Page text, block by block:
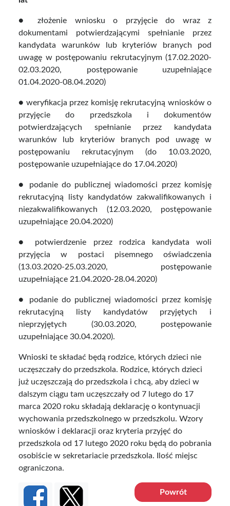
● złożenie wniosku o przyjęcie do wraz z
dokumentami potwierdzającymi spełnianie przez
kandydata warunków lub kryteriów branych pod
uwagę w postępowaniu rekrutacyjnym (17.02.2020-
02.03.2020, postępowanie uzupełniające
01.04.2020-08.04.2020)
● weryfikacja przez komisję rekrutacyjną wniosków o
przyjęcie do przedszkola i dokumentów
potwierdzających spełnianie przez kandydata
warunków lub kryteriów branych pod uwagę w
postępowaniu rekrutacyjnym (do 10.03.2020,
postępowanie uzupełniające do 17.04.2020)
● podanie do publicznej wiadomości przez komisję
rekrutacyjną listy kandydatów zakwalifikowanych i
niezakwalifikowanych (12.03.2020, postępowanie
uzupełniające 20.04.2020)
● potwierdzenie przez rodzica kandydata woli
przyjęcia w postaci pisemnego oświadczenia
(13.03.2020-25.03.2020, postępowanie
uzupełniające 21.04.2020-28.04.2020)
● podanie do publicznej wiadomości przez komisję
rekrutacyjną listy kandydatów przyjętych i
nieprzyjętych (30.03.2020, postępowanie
uzupełniające 30.04.2020).
Wnioski te składać będą rodzice, których dzieci nie
uczęszczały do przedszkola. Rodzice, których dzieci
już uczęszczają do przedszkola i chcą, aby dzieci w
dalszym ciągu tam uczęszczały od 7 lutego do 17
marca 2020 roku składają deklarację o kontynuacji
wychowania przedszkolnego w przedszkolu. Wzory
wniosków i deklaracji oraz kryteria przyjęć do
przedszkola od 17 lutego 2020 roku będą do pobrania
osobiście w sekretariacie przedszkola. Ilość miejsc
ograniczona.
Powrót